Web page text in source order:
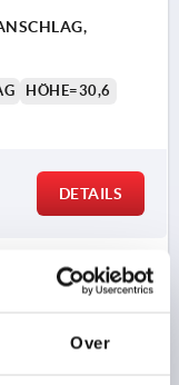
Over
HÖHE=30,6
DETAILS